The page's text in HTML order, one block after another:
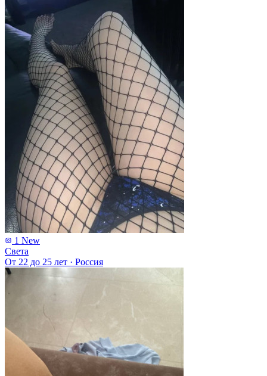
1 New
Света
От 22 до 25 лет · Россия